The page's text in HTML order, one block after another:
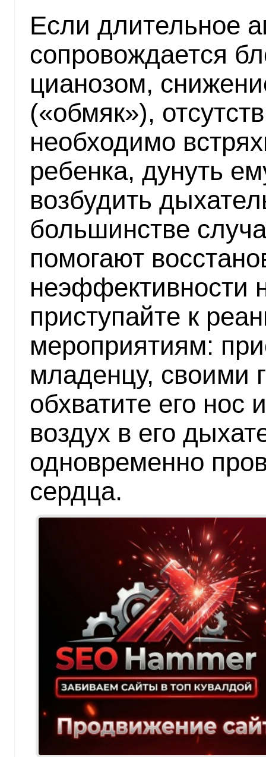
Если длительное
сопровождается
цианозом,
(«обмяк»),
необходимо
ребенка, дунуть
возбудить
большинстве
помогают
неэффективности
приступайте к
мероприятиям:
младенцу, своими
обхватите его нос
воздух в его
одновременно
сердца.